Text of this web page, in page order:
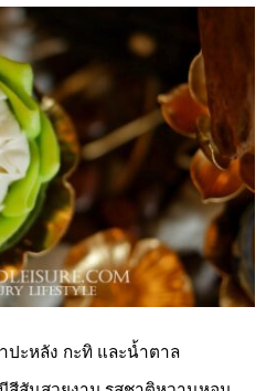
ะหลัง กะทิ และน้ำตาล